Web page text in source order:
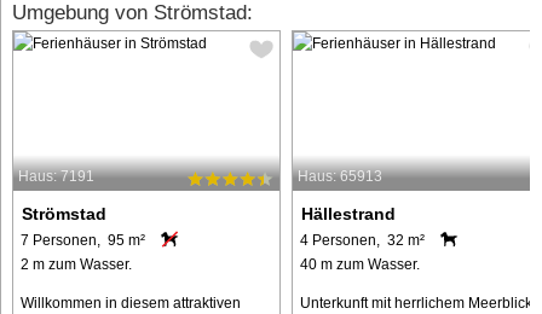
Umgebung von Strömstad:
Haus: 7191
Strömstad
7 Personen, 95 m²
2 m zum Wasser.
Willkommen in diesem attraktiven
Haus: 65913
Hällestrand
4 Personen, 32 m²
40 m zum Wasser.
Unterkunft mit herrlichem Meerblick